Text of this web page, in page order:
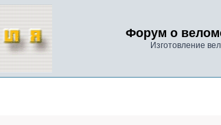
Форум о
Изготовление